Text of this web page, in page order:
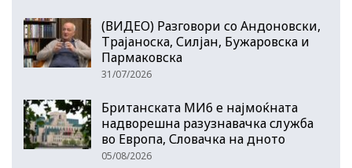
(ВИДЕО) Разговори со Андоновски,
Трајаноска, Силјан, Бужаровска и
Пармаковска
31/07/2026
Британската МИ6 е најмоќната
надворешна разузнавачка служба
во Европа, Словачка на дното
05/08/2026